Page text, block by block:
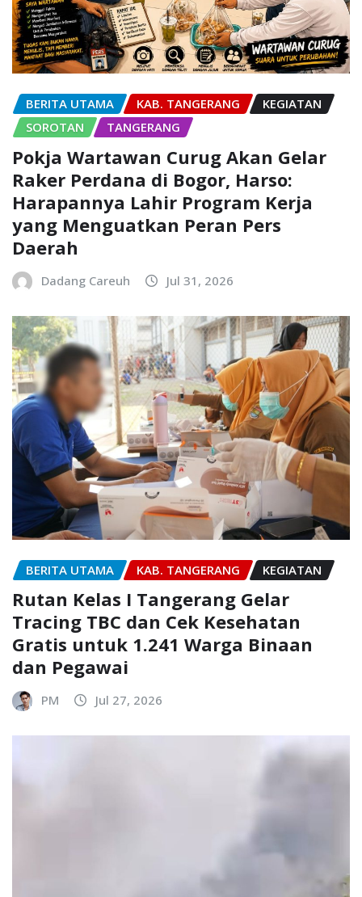
BERITA UTAMA KAB. TANGERANG
KEGIATAN
SOROTAN
TANGERANG
Pokja Wartawan Curug Akan Gelar
Raker Perdana di Bogor, Harso:
Harapannya Lahir Program Kerja
yang Menguatkan Peran Pers
Daerah
Dadang Careuh Jul 31, 2026
BERITA UTAMA KAB. TANGERANG KEGIATAN
Rutan Kelas I Tangerang Gelar
Tracing TBC dan Cek Kesehatan
Gratis untuk 1.241 Warga Binaan
dan Pegawai
PM Jul 27, 2026